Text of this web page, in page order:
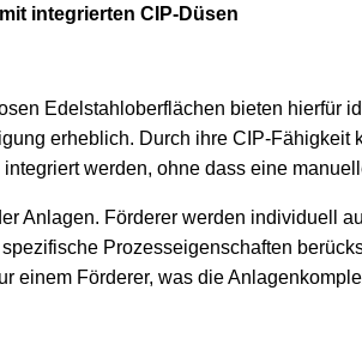
integrierten CIP-Düsen
Edelstahloberflächen bieten hierfür
erheblich. Durch ihre CIP-Fähigkeit
werden, ohne dass eine
Anlagen. Förderer werden individuell
Prozesseigenschaften
einem Förderer, was die